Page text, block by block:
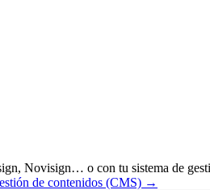
Novisign… o con tu sistema de
de contenidos (CMS) →